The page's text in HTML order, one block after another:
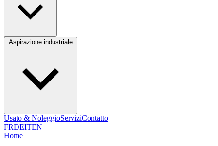
Usato & NoleggioServiziContatto
FRDEITEN
Home